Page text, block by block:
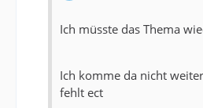
Ich müsste das Thema
Ich komme da nicht
fehlt ect